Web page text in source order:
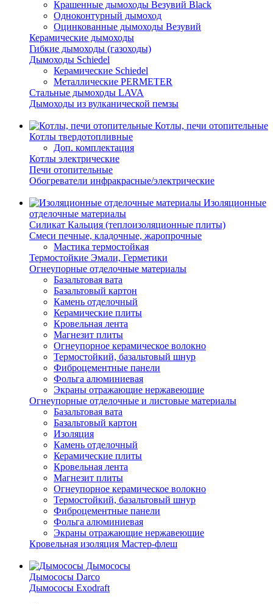
Крашенные дымоходы Везувий Black
Одноконтурный дымоход
Оцинкованные дымоходы Везувий
Керамические дымоходы
Гибкие дымоходы (газоходы)
Дымоходы Schiedel
Керамические Schiedel
Металлические PERMETER
Стальные дымоходы LAVA
Дымоходы из вулканической пемзы
Котлы, печи отопительные
Котлы твердотопливные
Доп. комплектация
Котлы электрические
Печи отопительные
Обогреватели инфракрасные/электрические
Изоляционные
отделочные материалы
Силикат Кальция (теплоизоляционные плиты)
Смеси печные, кладочные, жаропрочные
Мастика термостойкая
Термостойкие Эмали, Герметики
Огнеупорные отделочные материалы
Базальтовая вата
Базальтовый картон
Камень отделочный
Керамические плиты
Кровельная лента
Магнезит плиты
Огнеупорное керамическое волокно
Термостойкий, базальтовый шнур
Фиброцементные панели
Фольга алюминиевая
Экраны отражающие нержавеющие
Огнеупорные отделочные и листовые материалы
Базальтовая вата
Базальтовый картон
Изоляция
Камень отделочный
Керамические плиты
Кровельная лента
Магнезит плиты
Огнеупорное керамическое волокно
Термостойкий, базальтовый шнур
Фиброцементные панели
Фольга алюминиевая
Экраны отражающие нержавеющие
Кровельная изоляция Мастер-флеш
Дымососы
Дымососы Darco
Дымососы Exodraft